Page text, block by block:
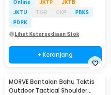
Online JKTP
JKTB
JKTU
TGR CKP
PBKS
PDPK
Lihat Ketersediaan Stok
+ Keranjang
MORVE Bantalan Bahu Taktis
Outdoor Tactical Shoulder